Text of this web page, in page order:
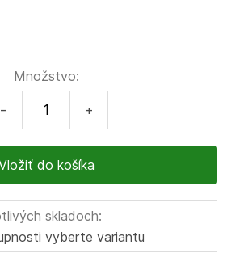
Množstvo:
- +
skladoch:
vyberte variantu